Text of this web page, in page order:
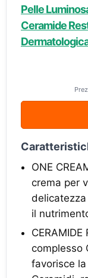
Pelle
Ceramide
ONE
crema per
il
CERAMIDE
complesso
favorisce